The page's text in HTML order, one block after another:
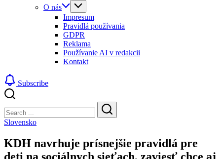
O nás
Impresum
Pravidlá používania
GDPR
Reklama
Používanie AI v redakcii
Kontakt
Subscribe
Search
Search
Slovensko
KDH navrhuje prísnejšie pravidlá pre